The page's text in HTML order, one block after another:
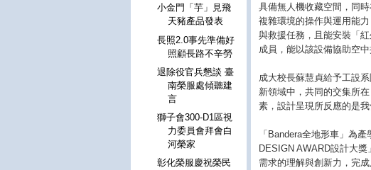
具備無人機收藏空間，同
複雜環境的操作與運用能
與救援任務，且能安裝「
成員，能以該設備協助空
成大校長蘇慧貞給予工設
新領域中，共同的交集所
素，設計呈現所反應的是
「Bandera全地形車」為
DESIGN AWARD設計大
需求的理解與創新力，完
小金門「芋」見飛
天豬產品發表
長照2.0事先準備好
照顧長路不辛勞
退除役官兵懇談 臺
南榮服處傾聽建
言
獅子會300-D1區視
力委員會拜會白
河榮家
彰化榮服慶祝榮民